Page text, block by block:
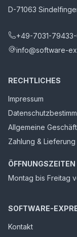
D-71063
+49-7031-
info@software-
RECHTLICHES
Impressum
Allgemeine
Zahlung & Lieferung
ÖFFNUNGSZEITEN
Montag bis Freitag
SOFTWARE-
Kontakt